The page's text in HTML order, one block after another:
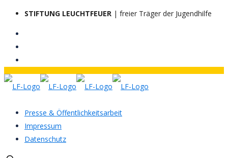
STIFTUNG LEUCHTFEUER | freier Träger der Jugendhilfe
Presse & Öffentlichkeitsarbeit
Impressum
Datenschutz